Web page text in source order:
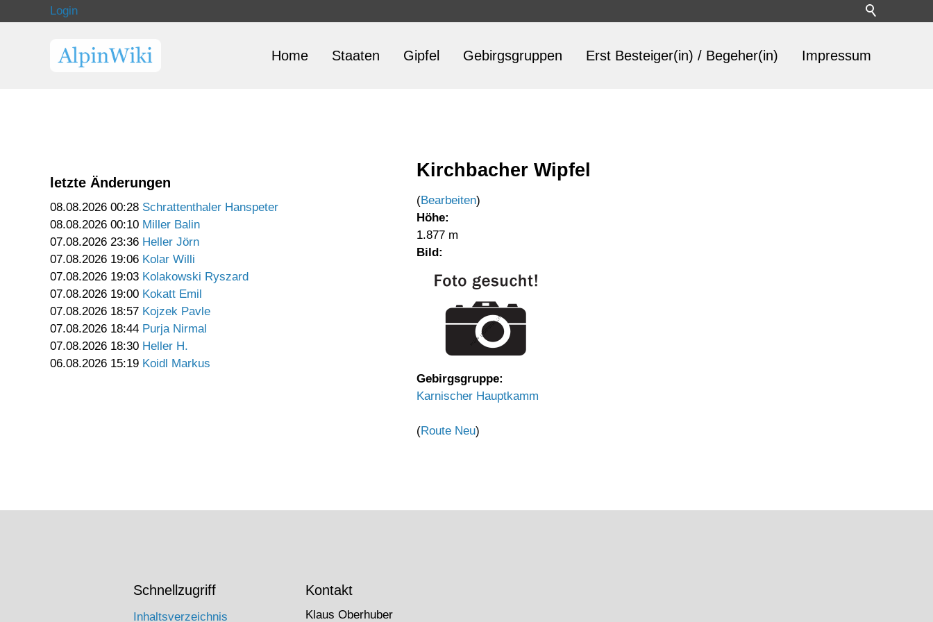
Login
Home Staaten Gipfel Gebirgsgruppen Erst Besteiger(in) / Begeher(in) Impressum
letzte Änderungen
08.08.2026 00:28 Schrattenthaler Hanspeter
08.08.2026 00:10 Miller Balin
07.08.2026 23:36 Heller Jörn
07.08.2026 19:06 Kolar Willi
07.08.2026 19:03 Kolakowski Ryszard
07.08.2026 19:00 Kokatt Emil
07.08.2026 18:57 Kojzek Pavle
07.08.2026 18:44 Purja Nirmal
07.08.2026 18:30 Heller H.
06.08.2026 15:19 Koidl Markus
Kirchbacher Wipfel
(Bearbeiten)
Höhe:
1.877 m
Bild:
Gebirgsgruppe:
Karnischer Hauptkamm
(Route Neu)
Schnellzugriff
Inhaltsverzeichnis
Kontakt
Klaus Oberhuber